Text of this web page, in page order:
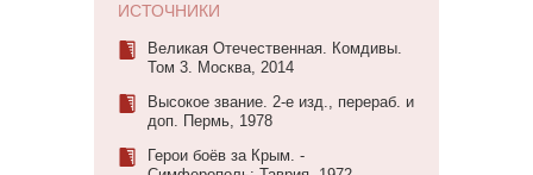
ИСТОЧНИКИ
Великая Отечественная. Комдивы.
Том 3. Москва, 2014
Высокое звание. 2-е изд., перераб. и
доп. Пермь, 1978
Герои боёв за Крым. -